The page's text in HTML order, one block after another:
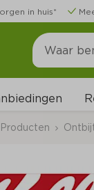
in huis*
Producten